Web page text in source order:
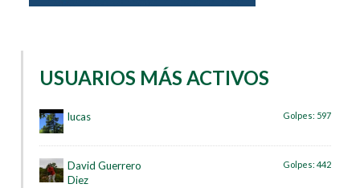
USUARIOS MÁS ACTIVOS
lucas Golpes: 597
David Guerrero
Diez
Golpes: 442